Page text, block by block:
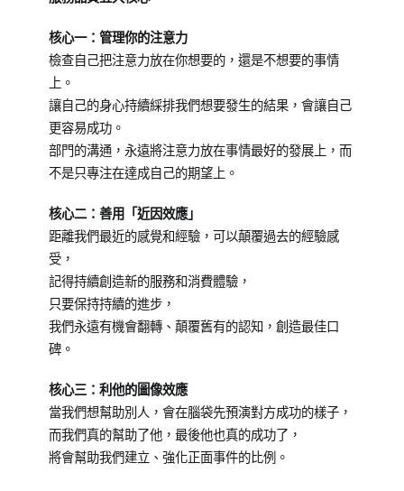
核心一：管理你的注意力
檢查自己把注意力放在你想要的，還是不想要的事情
上。
讓自己的身心持續綵排我們想要發生的結果，會讓自己
更容易成功。
部門的溝通，永遠將注意力放在事情最好的發展上，而
不是只專注在達成自己的期望上。
核心二：善用「近因效應」
距離我們最近的感覺和經驗，可以顛覆過去的經驗感
受，
記得持續創造新的服務和消費體驗，
只要保持持續的進步，
我們永遠有機會翻轉、顛覆舊有的認知，創造最佳口
碑。
核心三：利他的圖像效應
當我們想幫助別人，會在腦袋先預演對方成功的樣子，
而我們真的幫助了他，最後他也真的成功了，
將會幫助我們建立、強化正面事件的比例。